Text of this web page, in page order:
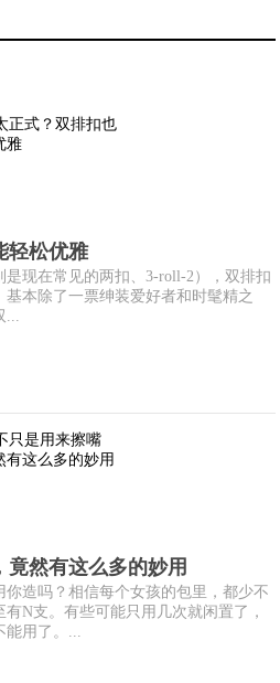
轻松优雅
现在常见的两扣、3-roll-2），双排扣
本除了一票绅装爱好者和时髦精之
...
然有这么多的妙用
造吗？相信每个女孩的包里，都少不
N支。有些可能只用几次就闲置了，
能用了。...